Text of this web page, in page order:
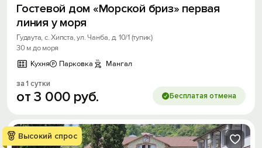
Гостевой дом «Морской бриз» первая
линия у моря
Гудаута, с. Хипста, ул. Чанба, д. 10/1 (тупик)
30 м до моря
Кухня
Парковка Мангал
за 1 сутки
от3 000 руб. Бесплатая отмена
Высокий спрос